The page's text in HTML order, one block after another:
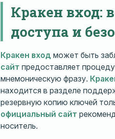
Кракен вход:
доступа и
Кракен вход может быть
сайт предоставляет
мнемоническую фразу.
находится в разделе
резервную копию ключей
официальный сайт
носитель.